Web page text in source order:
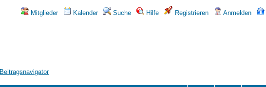
Mitglieder Kalender Suche Hilfe Registrieren Anmelden
Beitragsnavigator